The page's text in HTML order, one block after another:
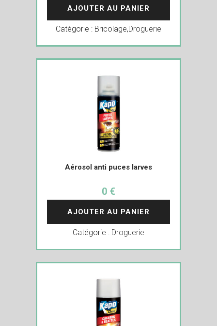
AJOUTER AU PANIER
Catégorie : Bricolage,Droguerie
Aérosol anti puces larves
0 €
AJOUTER AU PANIER
Catégorie : Droguerie